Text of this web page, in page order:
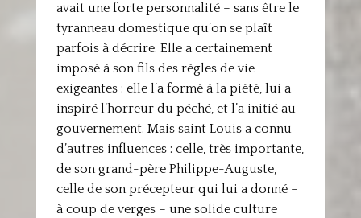
avait une forte personnalité – sans être le
tyranneau domestique qu’on se plaît
parfois à décrire. Elle a certainement
imposé à son fils des règles de vie
exigeantes : elle l’a formé à la piété, lui a
inspiré l’horreur du péché, et l’a initié au
gouvernement. Mais saint Louis a connu
d’autres influences : celle, très importante,
de son grand-père Philippe-Auguste,
celle de son précepteur qui lui a donné –
à coup de verges – une solide culture